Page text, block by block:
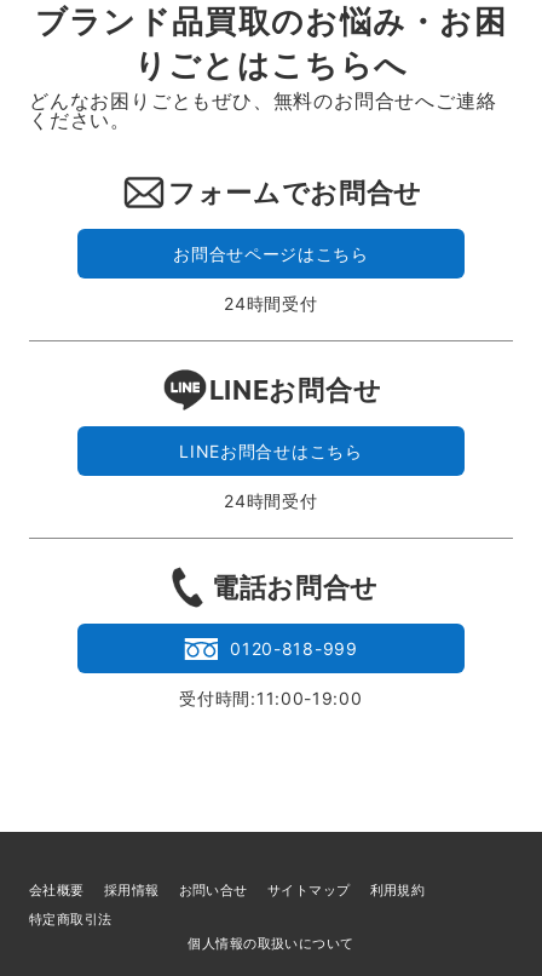
ブランド品買取のお悩み・お困
りごとはこちらへ
どんなお困りごともぜひ、無料のお問合せへご連絡
ください。
フォームでお問合せ
お問合せページはこちら
24時間受付
LINEお問合せ
LINEお問合せはこちら
24時間受付
電話お問合せ
0120-818-999
受付時間:11:00-19:00
会社概要 採用情報 お問い合せ サイトマップ
利用規約
特定商取引法
個人情報の取扱いについて